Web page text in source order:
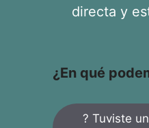
directa y
¿En qué
? Tuviste